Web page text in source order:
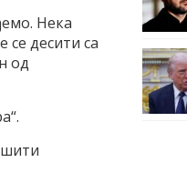
Нека
се десити са
од